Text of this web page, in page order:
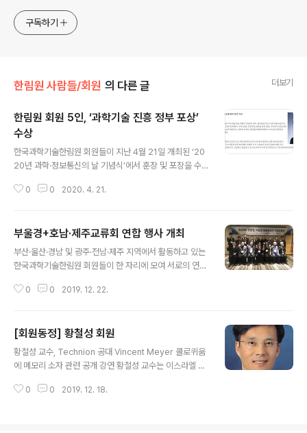
구독하기
한림원 사람들/회원 의 다른 글 더보기
한림원 회원 5인, ‘과학기술 진흥 정부 포상’
수상
한국과학기술한림원 회원들이 지난 4월 21일 개최된 ‘20
20년 과학·정보통신의 날 기념식’에서 훈장 및 포장을 수
대통령 표창 20명, 국무총리 표창 24명 등 총 79명이 선
다. 김성진 이화여자대학교 교수(이학부 정회원/학술담당
부원장)은 과학기술훈장 창조장(1등급)을 수상했다. 친환
경 수소자동차와 관련된 수소 미세누출 감지센서 개발, 열
코팅 방법 고안 등 나노과학 발전을 선도한 업적을 인정받
0 0 2020. 4. 21.
부울경+호남·제주교류회 연합 행사 개최
부산·울산·경남 및 광주·전남·제주 지역에서 활동하고 있는
한국과학기술한림원 회원들이 한 자리에 모여 서로의 연구
위한 정책을 논의하는 행사가 마련됐다. 한국과학기술한림
헌택/울산대학교) 및 호남·제주교류회(회장 정명호/전남대
학교) 연합 워크숍 형태로 진행됐으며, 정진호 총괄부원장,
최윤재 회원부원장, 권대영 농수산학부장 등 운영위원 3명
철(전남대), 안영근(전남대), 이재석(GIST), 정명호(전남
0 0 2019. 12. 22.
[회원동정] 황철성 회원
황철성 교수, Technion 공대 Vincent Meyer 콜로퀴움
에 메모리 소자 관련 공개 강연 황철성 교수는 이스라엘 T
yer Colloquium에 초청되어 에너지 소모를 최소화하는
0 0 2019. 12. 18.